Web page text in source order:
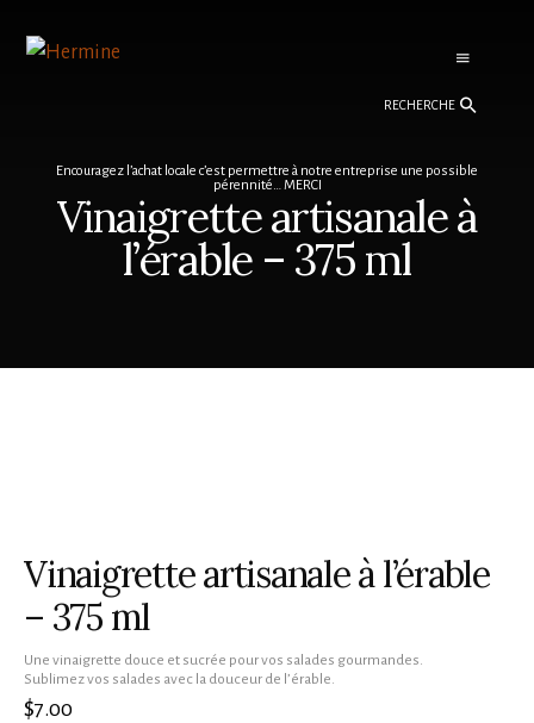
Encouragez l’achat locale c’est permettre à notre entreprise une possible
pérennité… MERCI
content
Recherche
Vinaigrette artisanale à
l’érable – 375 ml
Vinaigrette artisanale à l’érable
– 375 ml
Une vinaigrette douce et sucrée pour vos salades gourmandes.
Sublimez vos salades avec la douceur de l’érable.
$7.00